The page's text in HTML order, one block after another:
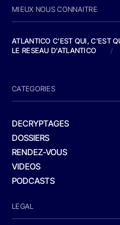
MIEUX NOUS CONNAITRE
ATLANTICO C'EST QUI, C'EST
LE RESEAU D'ATLANTICO
/
CATEGORIES
DECRYPTAGES
DOSSIERS
RENDEZ-VOUS
VIDEOS
PODCASTS
LEGAL